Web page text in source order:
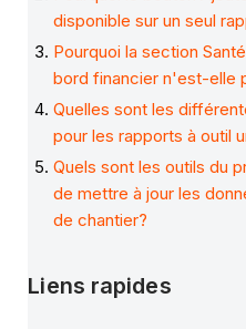
disponible sur un seul
Pourquoi la section
bord financier n'est-elle
Quelles sont les
pour les rapports à outil
Quels sont les outils du
de mettre à jour les
de chantier?
Liens rapides